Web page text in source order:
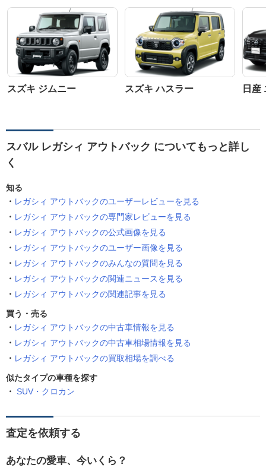
スズキ ジムニー スズキ ハスラー 日産
スバル レガシィ アウトバック についてもっと詳し
く
知る
レガシィ アウトバックのユーザーレビューを見る
レガシィ アウトバックの専門家レビューを見る
レガシィ アウトバックの公式画像を見る
レガシィ アウトバックのユーザー画像を見る
レガシィ アウトバックのみんなの質問を見る
レガシィ アウトバックの関連ニュースを見る
レガシィ アウトバックの関連記事を見る
買う・売る
レガシィ アウトバックの中古車情報を見る
レガシィ アウトバックの中古車相場情報を見る
レガシィ アウトバックの買取相場を調べる
似たタイプの車種を探す
SUV・クロカン
査定を依頼する
あなたの愛車、今いくら？